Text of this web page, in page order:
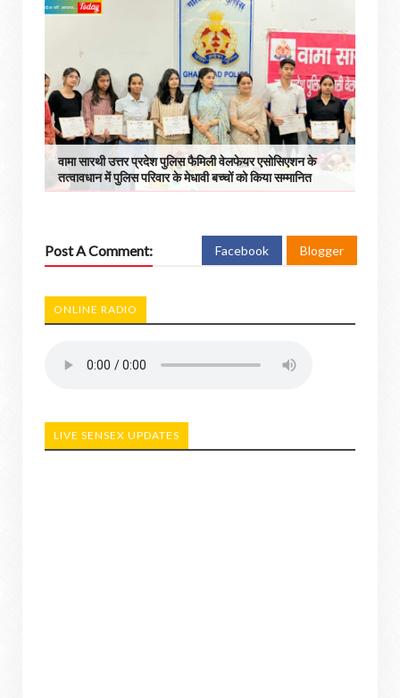
वामा सारथी उत्तर प्रदेश पुलिस फैमिली वेलफेयर एसोसिएशन के
तत्वावधान में पुलिस परिवार के मेधावी बच्चों को किया सम्मानित
Post A Comment: Facebook Blogger
ONLINE RADIO
LIVE SENSEX UPDATES